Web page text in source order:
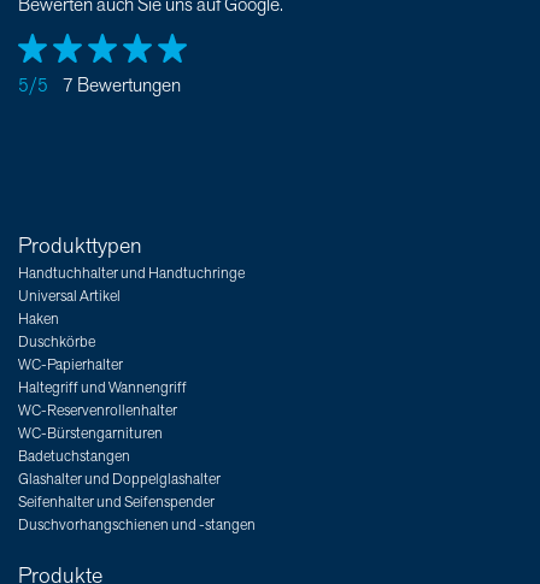
Bewerten auch Sie uns auf Google.
5/5 7 Bewertungen
Produkttypen
Handtuchhalter und Handtuchringe
Universal Artikel
Haken
Duschkörbe
WC-Papierhalter
Haltegriff und Wannengriff
WC-Reservenrollenhalter
WC-Bürstengarnituren
Badetuchstangen
Glashalter und Doppelglashalter
Seifenhalter und Seifenspender
Duschvorhangschienen und -stangen
Produkte